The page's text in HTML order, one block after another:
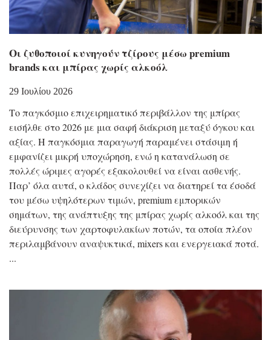
Οι ζυθοποιοί κυνηγούν τζίρους μέσω premium
brands και μπίρας χωρίς αλκοόλ
29 Ιουλίου 2026
Το παγκόσμιο επιχειρηματικό περιβάλλον της μπίρας
εισήλθε στο 2026 με μια σαφή διάκριση μεταξύ όγκου και
αξίας. Η παγκόσμια παραγωγή παραμένει στάσιμη ή
εμφανίζει μικρή υποχώρηση, ενώ η κατανάλωση σε
πολλές ώριμες αγορές εξακολουθεί να είναι ασθενής.
Παρ’ όλα αυτά, ο κλάδος συνεχίζει να διατηρεί τα έσοδά
του μέσω υψηλότερων τιμών, premium εμπορικών
σημάτων, της ανάπτυξης της μπίρας χωρίς αλκοόλ και της
διεύρυνσης των χαρτοφυλακίων ποτών, τα οποία πλέον
περιλαμβάνουν αναψυκτικά, mixers και ενεργειακά ποτά.